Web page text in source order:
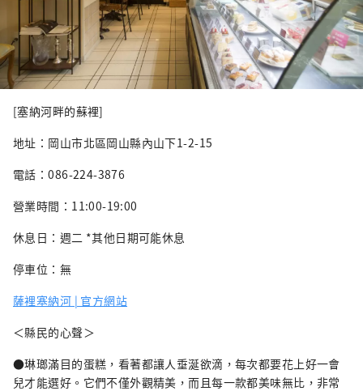
[塞納河畔的蘇裡]
地址：岡山市北區岡山縣內山下1-2-15
電話：086-224-3876
營業時間：11:00-19:00
休息日：週二 *其他日期可能休息
停車位：無
薩裡塞納河 | 官方網站
＜縣民的心聲＞
●琳瑯滿目的蛋糕，看著都讓人垂涎欲滴，每次都要花上好一會
兒才能選好。它們不僅外觀精美，而且每一款都美味無比，非常